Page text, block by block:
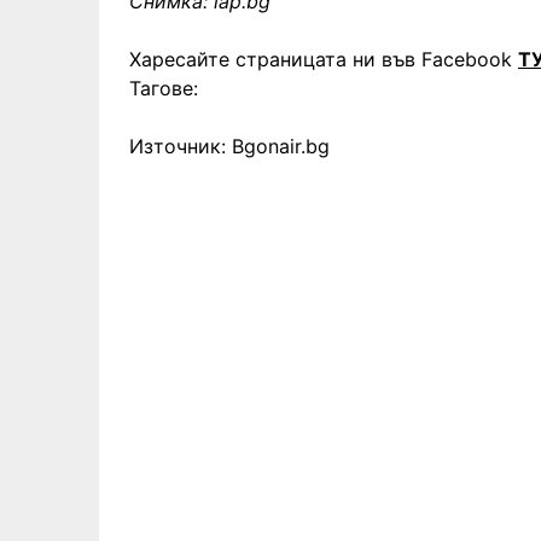
Харесайте страницата ни във Facebook
Тагове:
Източник: Bgonair.bg